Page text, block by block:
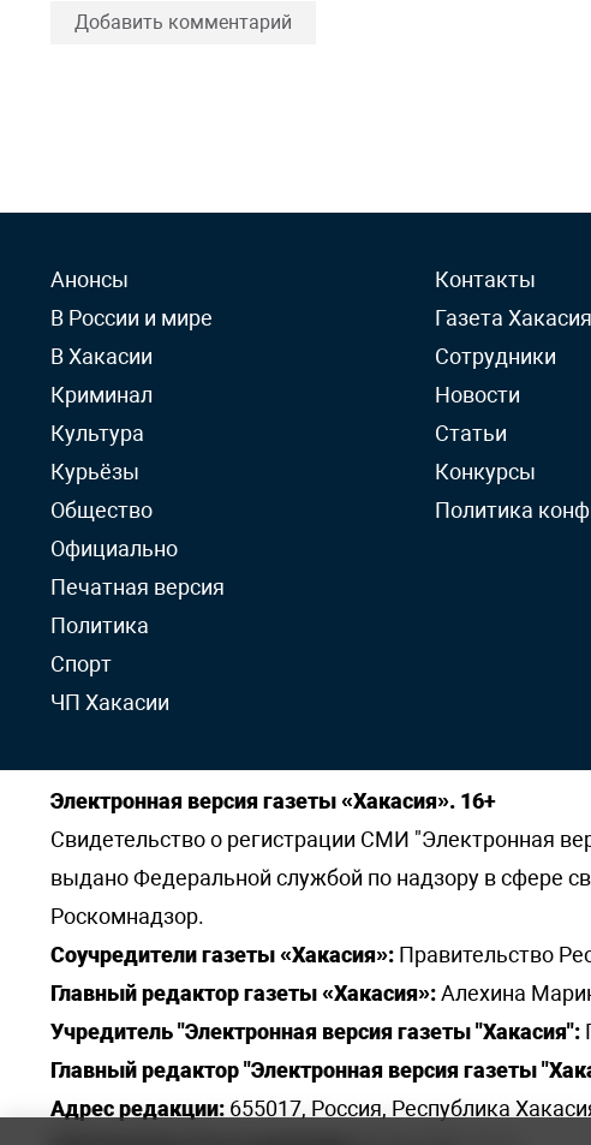
Добавить комментарий
Анонсы
В России и мире
В Хакасии
Криминал
Культура
Курьёзы
Общество
Официально
Печатная версия
Политика
Спорт
ЧП Хакасии
Контакты
Газета Хакасия
Сотрудники
Новости
Статьи
Конкурсы
Политика
Электронная версия газеты «Хакасия». 16+
Свидетельство о регистрации СМИ "Электронная
выдано Федеральной службой по надзору в сфере
Роскомнадзор.
Соучредители газеты «Хакасия»: Правительство
Главный редактор газеты «Хакасия»:Алехина
Учредитель "Электронная версия газеты "Хакасия":
Главный редактор "Электронная версия газеты
Адрес редакции: 655017, Россия, Республика